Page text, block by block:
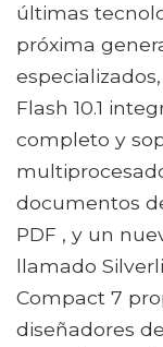
últimas
próxima
Flash 10.1
completo y
documentos
PDF , y un
llamado
Compact 7
diseñadores